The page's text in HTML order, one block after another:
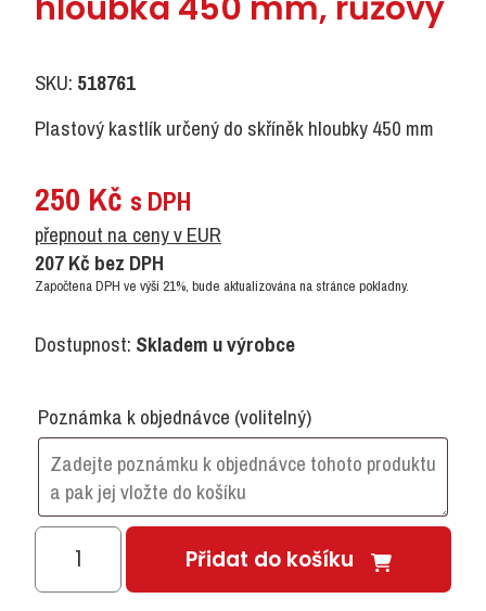
SKU: 518761
Plastový kastlík určený do skříněk hloubky 450 mm
250 Kč s DPH
přepnout na ceny v EUR
207Kč bez DPH
Započtena DPH ve výši 21%, bude aktualizována na stránce pokladny.
Dostupnost: Skladem u výrobce
Poznámka k objednávce (volitelný)
Malý
kastlík
Přidat do košíku